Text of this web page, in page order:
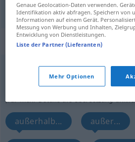
„fuera“: preposición
[ˈfŭera]prep
Übersicht aller Übersetzungen
(Für mehr Details die Übersetzung
außerhalb... außer...
Genaue Geolocation-Daten verwenden.
Identifikation aktiv abfragen. Speichern von
Informationen auf einem Gerät.
Messung von Werbung und Inhalten,
Entwicklung von Dienstleistungen.
Liste der Partner (Lieferanten)
Mehr Optionen